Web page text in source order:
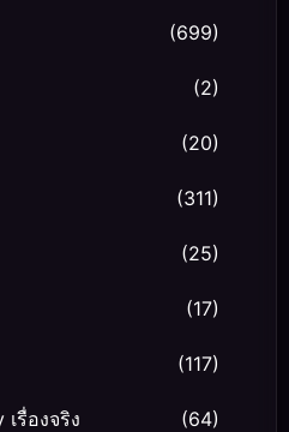
(699)
(2)
(20)
(311)
(25)
(17)
(117)
รื่องจริง (64)